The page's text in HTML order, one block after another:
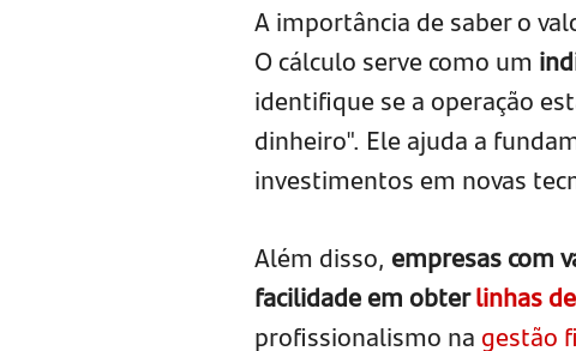
A importância de saber o
O cálculo serve como um
identifique se a operação
dinheiro". Ele ajuda a
investimentos em novas
Além disso, empresas com
facilidade em obterlinhas
profissionalismo na gestão